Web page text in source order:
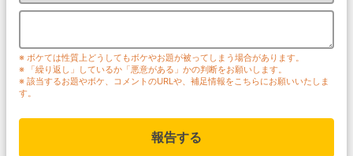
※ ボケては性質上どうしてもボケやお題が被ってしまう場合があります。
※ 「繰り返し」しているか「悪意がある」かの判断をお願いします。
※ 該当するお題やボケ、コメントのURLや、補足情報をこちらにお願いいたしま
す。
報告する